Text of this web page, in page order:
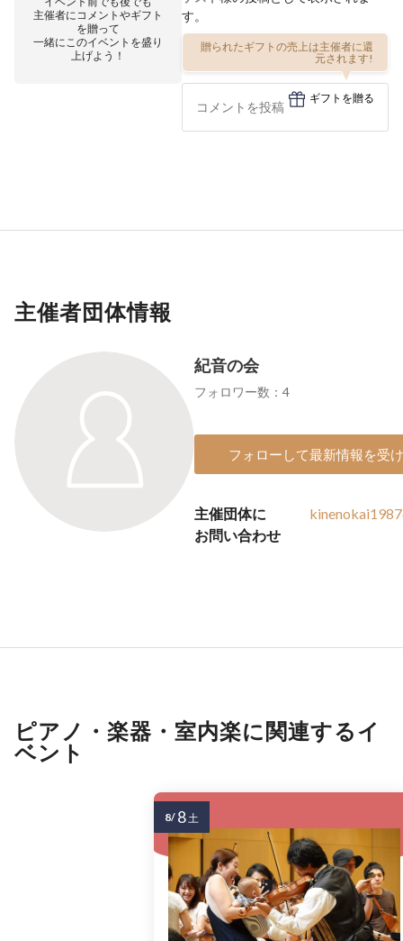
主催者にコメントやギフト
を贈って
一緒にこのイベントを盛り
上げよう！
す。
贈られたギフトの売上は主催者に還
元されます!
ギフトを贈る
主催者団体情報
紀音の会
フォロワー数：4
フォローして最新情報を受
主催団体に
お問い合わせ
ピアノ・楽器・室内楽に関連するイ
ベント
8/ 8土